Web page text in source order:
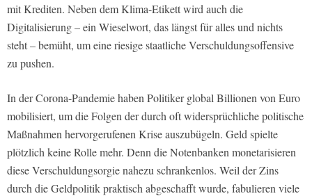
mit Krediten. Neben dem Klima-Etikett wird auch die
Digitalisierung – ein Wieselwort, das längst für alles und nichts
steht – bemüht, um eine riesige staatliche Verschuldungsoffensive
zu pushen.
In der Corona-Pandemie haben Politiker global Billionen von Euro
mobilisiert, um die Folgen der durch oft widersprüchliche politische
Maßnahmen hervorgerufenen Krise auszubügeln. Geld spielte
plötzlich keine Rolle mehr. Denn die Notenbanken monetarisieren
diese Verschuldungsorgie nahezu schrankenlos. Weil der Zins
durch die Geldpolitik praktisch abgeschafft wurde, fabulieren viele